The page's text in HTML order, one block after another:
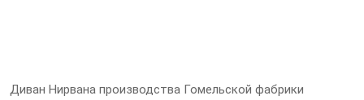
Диван Нирвана производства Гомельской фабрики